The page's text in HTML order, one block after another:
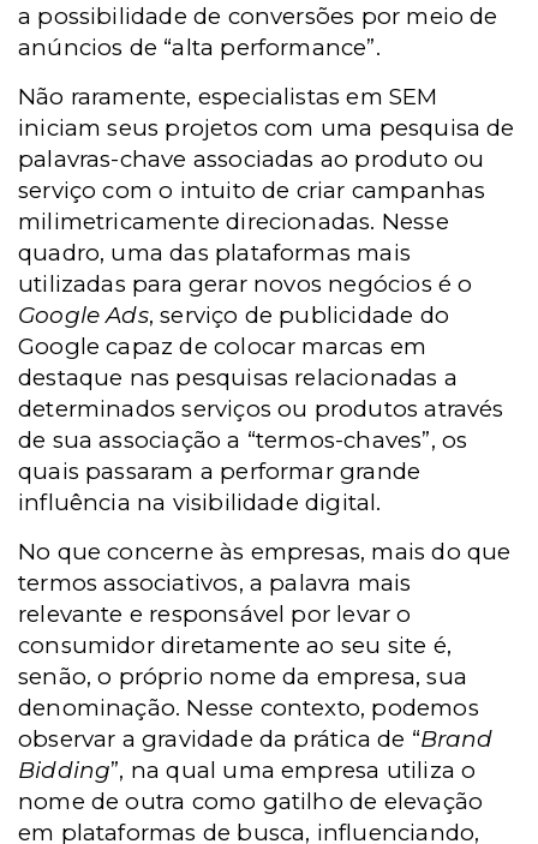
a possibilidade de conversões por meio de
anúncios de “alta performance”.
Não raramente, especialistas em SEM
iniciam seus projetos com uma pesquisa de
palavras-chave associadas ao produto ou
serviço com o intuito de criar campanhas
milimetricamente direcionadas. Nesse
quadro, uma das plataformas mais
utilizadas para gerar novos negócios é o
Google Ads, serviço de publicidade do
Google capaz de colocar marcas em
destaque nas pesquisas relacionadas a
determinados serviços ou produtos através
de sua associação a “termos-chaves”, os
quais passaram a performar grande
influência na visibilidade digital.
No que concerne às empresas, mais do que
termos associativos, a palavra mais
relevante e responsável por levar o
consumidor diretamente ao seu site é,
senão, o próprio nome da empresa, sua
denominação. Nesse contexto, podemos
observar a gravidade da prática de “Brand
Bidding”, na qual uma empresa utiliza o
nome de outra como gatilho de elevação
em plataformas de busca, influenciando,